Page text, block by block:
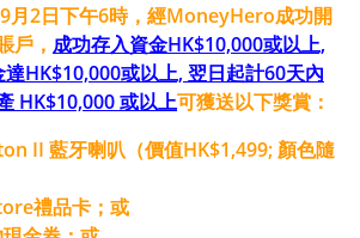
月2日下午6時，經MoneyHero成功開
戶， 成功存入資金HK$10,000或以上,
HK$10,000或以上, 翌日起計60天內
HK$10,000 或以上可獲送以下獎賞：
II 藍牙喇叭（價值HK$1,499; 顏色隨
禮品卡；或